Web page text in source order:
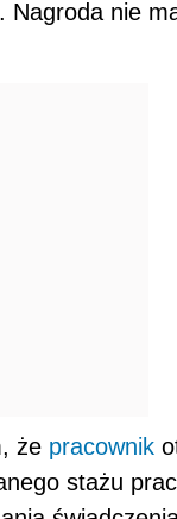
. Nagroda nie
że pracownik
stażu